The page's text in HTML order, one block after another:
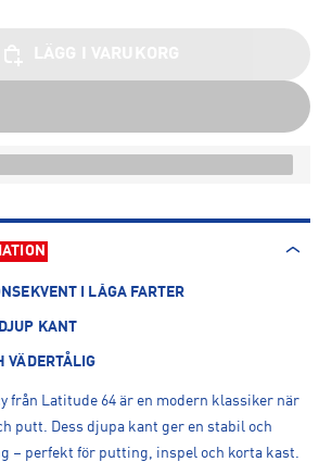
I LÅGA FARTER
KANT
VÄDERTÅLIG
från Latitude 64 är en modern klassiker när
putt. Dess djupa kant ger en stabil och
– perfekt för putting, inspel och korta kast.